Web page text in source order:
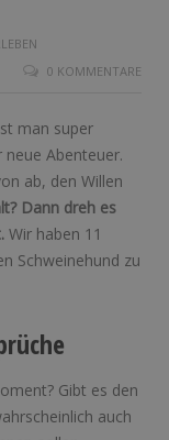
0 KOMMENTARE
man super
Abenteuer.
ab, den Willen
Dann dreh es
Wir haben 11
Schweinehund zu
Gibt es den
auch